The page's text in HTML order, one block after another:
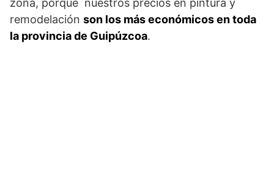
zona, porque nuestros precios en pintura y
remodelación son los más económicos en toda
la provincia de Guipúzcoa.